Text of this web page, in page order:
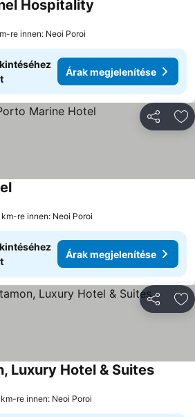
Hospitality
re innen: Neoi Poroi
Árak megjelenítése
km-re innen: Neoi Poroi
Árak megjelenítése
Luxury Hotel & Suites
km-re innen: Neoi Poroi